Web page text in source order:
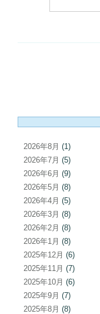
ゲ
ー
シ
ョ
ン
2026年8月 (1)
2026年7月 (5)
2026年6月 (9)
2026年5月 (8)
2026年4月 (5)
2026年3月 (8)
2026年2月 (8)
2026年1月 (8)
2025年12月 (6)
2025年11月 (7)
2025年10月 (6)
2025年9月 (7)
2025年8月 (8)